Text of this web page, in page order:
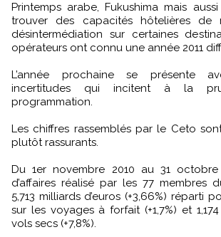
Printemps arabe, Fukushima mais aussi des difficultés à
trouver des capacités hôtelières
désintermédiation sur certaines
opérateurs ont connu une année 2011
L’année prochaine se présente
incertitudes qui incitent à la
programmation.
Les chiffres rassemblés par le Ceto
plutôt rassurants.
Du 1er novembre 2010 au 31
d’affaires réalisé par les 77 membres
5,713 milliards d’euros (+3,66%) réparti
sur les voyages à forfait (+1,7%) et
vols secs (+7,8%).